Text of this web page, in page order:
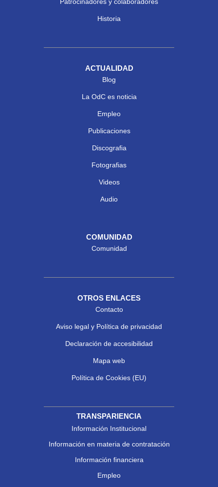
Historia
ACTUALIDAD
Blog
La OdC es noticia
Empleo
Publicaciones
Discografia
Fotografias
Videos
Audio
COMUNIDAD
Comunidad
OTROS ENLACES
Contacto
Aviso legal y Política de privacidad
Declaración de accesibilidad
Mapa web
Política de Cookies (EU)
TRANSPARIENCIA
Información Institucional
Información en materia de contratación
Información financiera
Empleo